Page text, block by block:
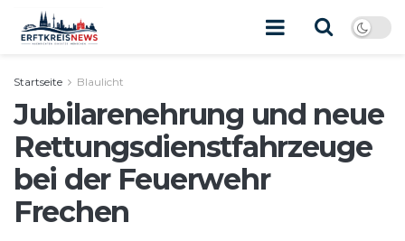
Startseite Blaulicht
Jubilarenehrung und neue
Rettungsdienstfahrzeuge
bei der Feuerwehr
Frechen